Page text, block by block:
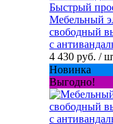
Быстрый
Мебельный
свободный
с
4 430 руб. /
Новинка
Выгодно!